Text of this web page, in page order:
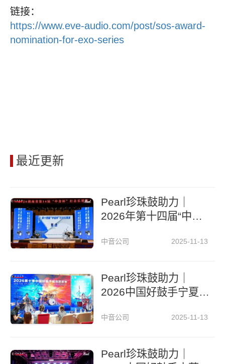
链接：
https://www.eve-audio.com/post/sos-award-
nomination-for-exo-series
最近更新
Pearl珍珠鼓助力｜
2026年第十四届“中音
幕
中音公司 2025-11-13
Pearl珍珠鼓助力｜
2026中国好鼓手宁夏
中音公司 2025-11-13
Pearl珍珠鼓助力｜